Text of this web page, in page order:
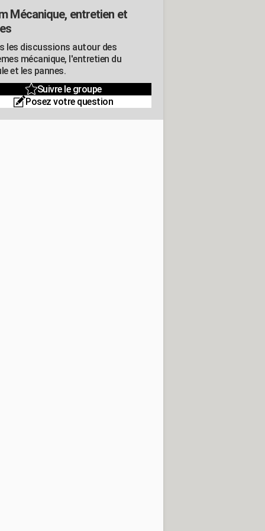
Mécanique, entretien et
les discussions autour des
mécanique, l'entretien du
et les pannes.
Suivre le groupe
Posez votre question